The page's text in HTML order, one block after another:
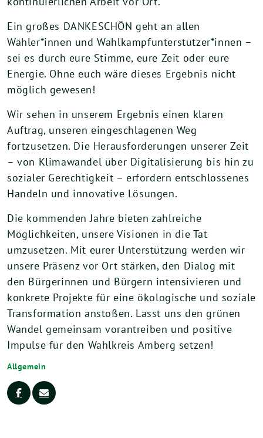
Ein großes DANKESCHÖN geht an allen
Wähler*innen und Wahlkampfunterstützer*innen –
sei es durch eure Stimme, eure Zeit oder eure
Energie. Ohne euch wäre dieses Ergebnis nicht
möglich gewesen!
Wir sehen in unserem Ergebnis einen klaren
Auftrag, unseren eingeschlagenen Weg
fortzusetzen. Die Herausforderungen unserer Zeit
– von Klimawandel über Digitalisierung bis hin zu
sozialer Gerechtigkeit – erfordern entschlossenes
Handeln und innovative Lösungen.
Die kommenden Jahre bieten zahlreiche
Möglichkeiten, unsere Visionen in die Tat
umzusetzen. Mit eurer Unterstützung werden wir
unsere Präsenz vor Ort stärken, den Dialog mit
den Bürgerinnen und Bürgern intensivieren und
konkrete Projekte für eine ökologische und soziale
Transformation anstoßen. Lasst uns den grünen
Wandel gemeinsam vorantreiben und positive
Impulse für den Wahlkreis Amberg setzen!
Allgemein